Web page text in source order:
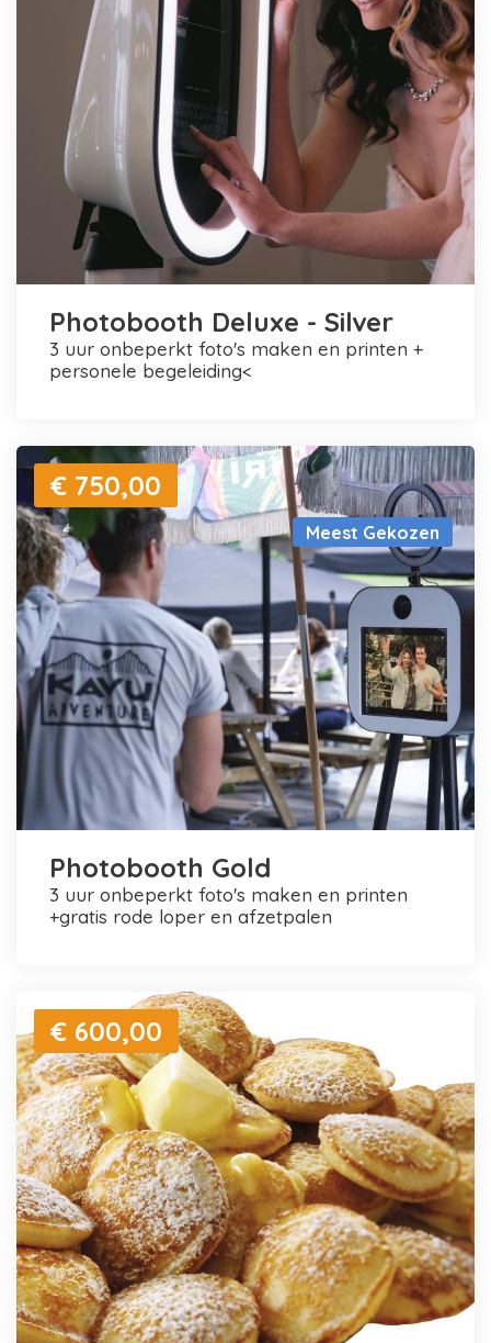
Photobooth Deluxe - Silver
3 uur onbeperkt foto's maken en printen +
personele begeleiding<
Meest Gekozen
€ 750,00
Photobooth Gold
3 uur onbeperkt foto's maken en printen
+gratis rode loper en afzetpalen
€ 600,00